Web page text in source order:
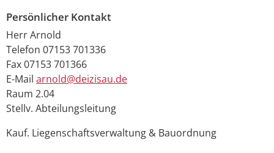
Persönlicher Kontakt
HerrArnold
Telefon 07153 701336
Fax07153 701366
E-Mail arnold@deizisau.de
Raum 2.04
Stellv. Abteilungsleitung
Kauf. Liegenschaftsverwaltung & Bauordnung